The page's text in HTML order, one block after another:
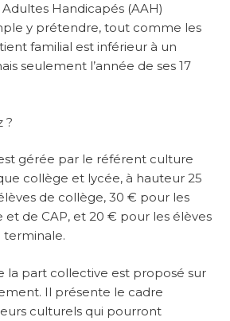
Handicapés (AAH)
y prétendre, tout comme les
familial est inférieur à un
seulement l’année de ses 17
?
gérée par le référent culture
collège et lycée, à hauteur 25
de collège, 30 € pour les
et de CAP, et 20 € pour les élèves
la part collective est proposé sur
Il présente le cadre
culturels qui pourront